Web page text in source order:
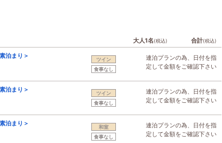
大人1名(税込) 合計(税込)
泊まり＞
ツイン
食事なし
連泊プランの為、日付を指
定して金額をご確認下さい
泊まり＞
ツイン
食事なし
連泊プランの為、日付を指
定して金額をご確認下さい
泊まり＞
和室
食事なし
連泊プランの為、日付を指
定して金額をご確認下さい